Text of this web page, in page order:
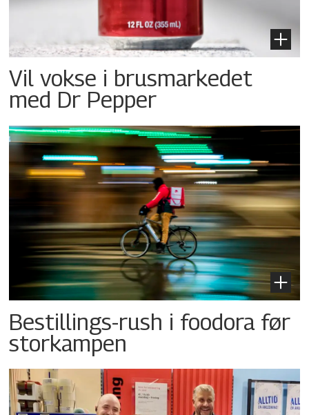
Vil vokse i brusmarkedet
med Dr Pepper
Bestillings-rush i foodora før
storkampen